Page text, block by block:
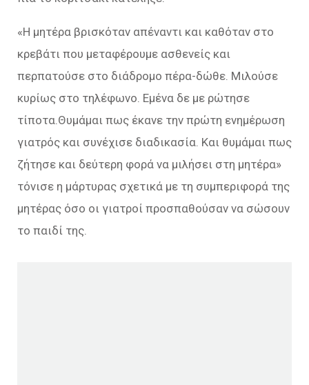
«Η μητέρα βρισκόταν απέναντι και καθόταν στο
κρεβάτι που μεταφέρουμε ασθενείς και
περπατούσε στο διάδρομο πέρα-δώθε. Μιλούσε
κυρίως στο τηλέφωνο. Εμένα δε με ρώτησε
τίποτα.Θυμάμαι πως έκανε την πρώτη ενημέρωση
γιατρός και συνέχισε διαδικασία. Και θυμάμαι πως
ζήτησε και δεύτερη φορά να μιλήσει στη μητέρα»
τόνισε η μάρτυρας σχετικά με τη συμπεριφορά της
μητέρας όσο οι γιατροί προσπαθούσαν να σώσουν
το παιδί της.